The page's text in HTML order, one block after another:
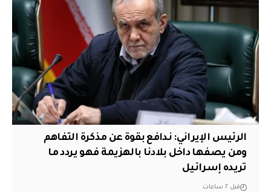
الرئيس الإيراني: ندافع بقوة عن مذكرة التفاهم
ومن يصفها داخل بلادنا بالهزيمة فهو يردد ما
تريده إسرائيل
قبل 7 ساعات